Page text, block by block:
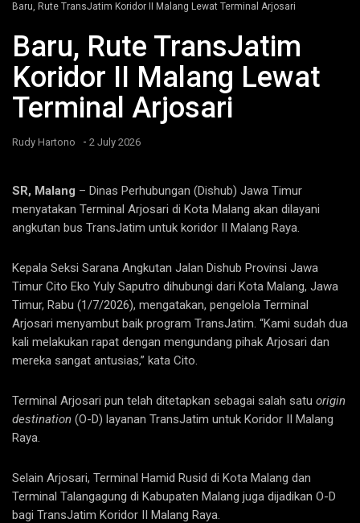
Baru, Rute TransJatim Koridor II Malang Lewat Terminal Arjosari
Baru, Rute TransJatim
Koridor II Malang Lewat
Terminal Arjosari
Rudy Hartono - 2 July 2026
SR, Malang – Dinas Perhubungan (Dishub) Jawa Timur
menyatakan Terminal Arjosari di Kota Malang akan dilayani
angkutan bus TransJatim untuk koridor II Malang Raya.
Kepala Seksi Sarana Angkutan Jalan Dishub Provinsi Jawa
Timur Cito Eko Yuly Saputro dihubungi dari Kota Malang, Jawa
Timur, Rabu (1/7/2026), mengatakan, pengelola Terminal
Arjosari menyambut baik program TransJatim. “Kami sudah dua
kali melakukan rapat dengan mengundang pihak Arjosari dan
mereka sangat antusias,” kata Cito.
Terminal Arjosari pun telah ditetapkan sebagai salah satu origin
destination (O-D) layanan TransJatim untuk Koridor II Malang
Raya.
Selain Arjosari, Terminal Hamid Rusid di Kota Malang dan
Terminal Talangagung di Kabupaten Malang juga dijadikan O-D
bagi TransJatim Koridor II Malang Raya.